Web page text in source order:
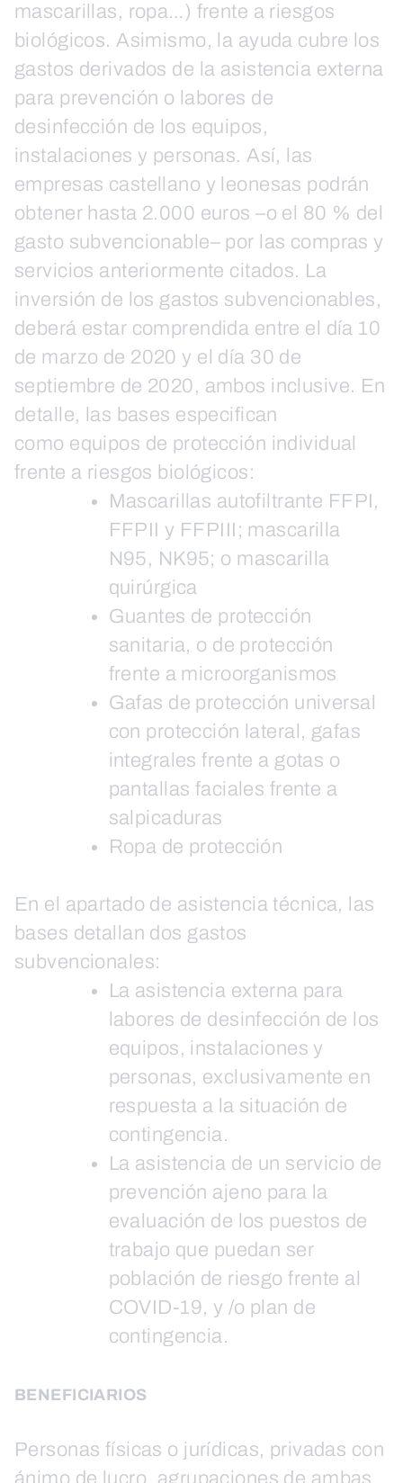
mascarillas, ropa…) frente a riesgos
biológicos. Asimismo, la ayuda cubre los
gastos derivados de la asistencia externa
para prevención o labores de
desinfección de los equipos,
instalaciones y personas. Así, las
empresas castellano y leonesas podrán
obtener hasta 2.000 euros –o el 80 % del
gasto subvencionable– por las compras y
servicios anteriormente citados. La
inversión de los gastos subvencionables,
deberá estar comprendida entre el día 10
de marzo de 2020 y el día 30 de
septiembre de 2020, ambos inclusive. En
detalle, las bases especifican
como equipos de protección individual
frente a riesgos biológicos:
Mascarillas autofiltrante FFPI,
FFPII y FFPIII; mascarilla
N95, NK95; o mascarilla
quirúrgica
Guantes de protección
sanitaria, o de protección
frente a microorganismos
Gafas de protección universal
con protección lateral, gafas
integrales frente a gotas o
pantallas faciales frente a
salpicaduras
Ropa de protección
En el apartado de asistencia técnica, las
bases detallan dos gastos
subvencionales:
La asistencia externa para
labores de desinfección de los
equipos, instalaciones y
personas, exclusivamente en
respuesta a la situación de
contingencia.
La asistencia de un servicio de
prevención ajeno para la
evaluación de los puestos de
trabajo que puedan ser
población de riesgo frente al
COVID-19, y /o plan de
contingencia.
BENEFICIARIOS
Personas físicas o jurídicas, privadas con